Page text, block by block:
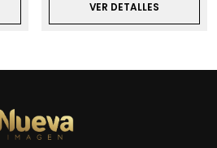
VER DETALLES